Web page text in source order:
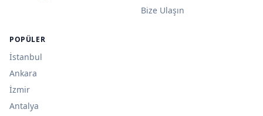
Bize Ulaşın
POPÜLER
İstanbul
Ankara
İzmir
Antalya